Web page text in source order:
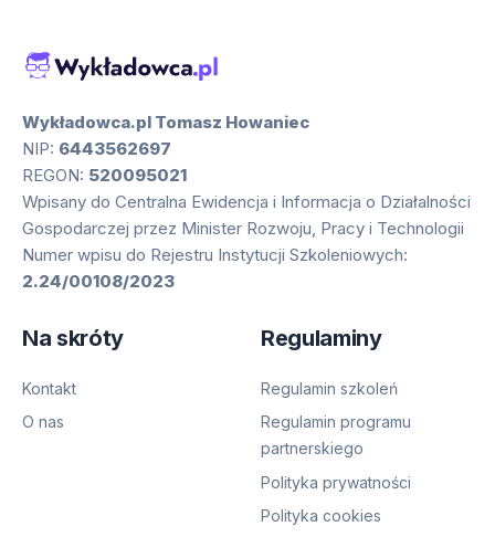
Wykładowca.pl Tomasz Howaniec
NIP: 6443562697
REGON: 520095021
Wpisany do Centralna Ewidencja i Informacja o Działalności
Gospodarczej przez Minister Rozwoju, Pracy i Technologii
Numer wpisu do Rejestru Instytucji Szkoleniowych:
2.24/00108/2023
Na skróty
Kontakt
O nas
Regulaminy
Regulamin szkoleń
Regulamin programu
partnerskiego
Polityka prywatności
Polityka cookies